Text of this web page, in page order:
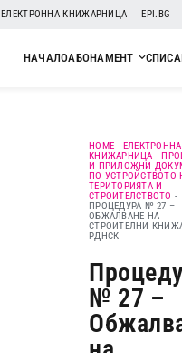
ЕЛЕКТРОННА КНИЖАРНИЦА EPI.BG
НАЧАЛОАБОНАМЕНТ
HOME - ЕЛЕКТРОННА
КНИЖАРНИЦА -
И ПРИЛОЖНИ
ПО УСТРОЙСТВОТО
ТЕРИТОРИЯТА И
СТРОИТЕЛСТВОТО -
ПРОЦЕДУРА № 27 –
ОБЖАЛВАНЕ НА
СТРОИТЕЛНИ
РДНСК
№ 27 –